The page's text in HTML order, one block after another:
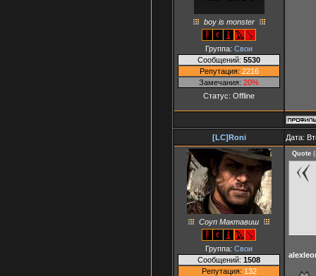
boy is monster
Группа: Свои
Сообщений: 5530
Репутация: 2216
Замечания: 20%
Статус: Offline
[LC]Roni Дата:
Соуп Мактавиш
Группа: Свои
Сообщений: 1508
Репутация: 132
Quote (